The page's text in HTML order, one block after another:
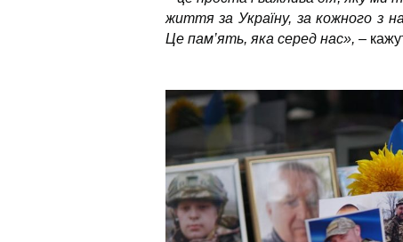
життя за Україну, за кожного з
Це пам’ять, яка серед нас», –